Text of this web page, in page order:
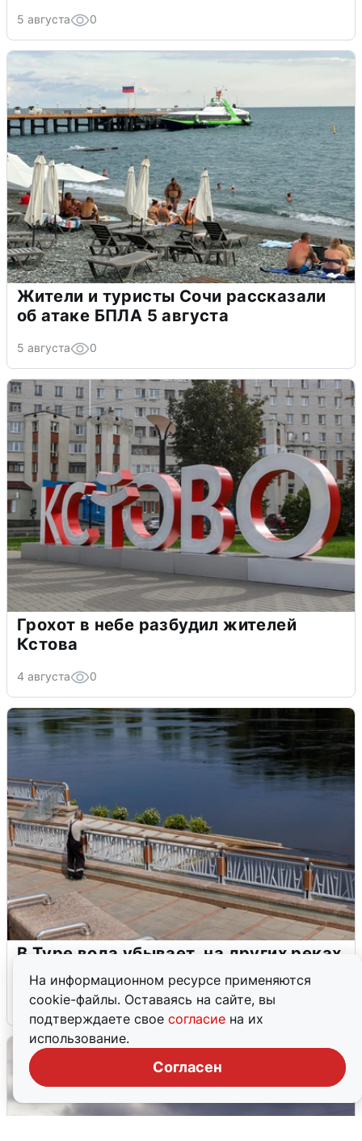
На информационном ресурсе применяются
cookie-файлы. Оставаясь на сайте, вы
подтверждаете свое согласие на их
использование.
Согласен
5 августа 0
Жители и туристы Сочи рассказали
об атаке БПЛА 5 августа
5 августа 0
Грохот в небе разбудил жителей
Кстова
4 августа 0
В Туре вода убывает, на других реках
области прибывает
4 августа 0